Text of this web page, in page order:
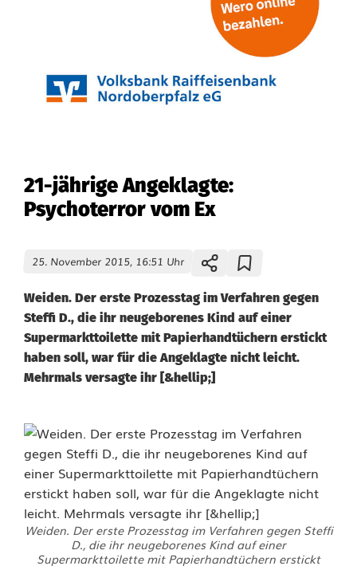
21-jährige Angeklagte:
Psychoterror vom Ex
25. November 2015, 16:51 Uhr
Weiden. Der erste Prozesstag im Verfahren gegen
Steffi D., die ihr neugeborenes Kind auf einer
Supermarkttoilette mit Papierhandtüchern erstickt
haben soll, war für die Angeklagte nicht leicht.
Mehrmals versagte ihr [&hellip;]
Weiden. Der erste Prozesstag im Verfahren gegen Steffi
D., die ihr neugeborenes Kind auf einer
Supermarkttoilette mit Papierhandtüchern erstickt